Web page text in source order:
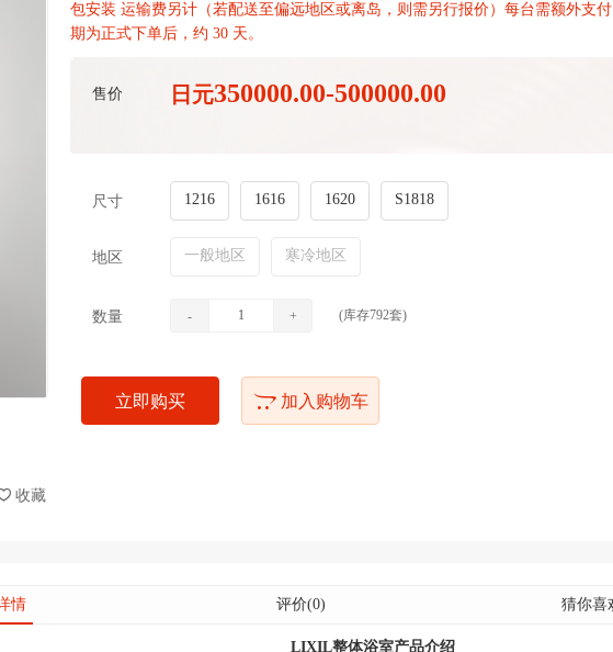
收藏
包安装 运输费另计（若配送至偏远地区或离岛，则需另行报价）每台需额外支
期为正式下单后，约 30 天。
售价 日元350000.00-500000.00
尺寸 1216 1616 1620 S1818
地区 一般地区 寒冷地区
数量 - + (库存792套)
立即购买 加入购物车
情 评价(0) 猜你喜
LIXIL整体浴室产品介绍